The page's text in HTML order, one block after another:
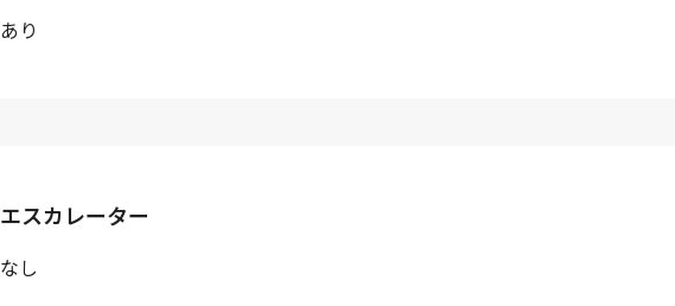
あり
エスカレーター
なし